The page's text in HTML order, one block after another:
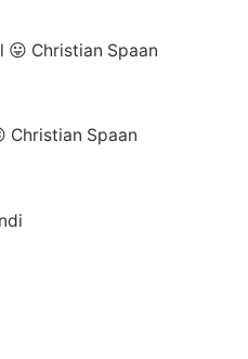
😛 Christian Spaan
Christian Spaan